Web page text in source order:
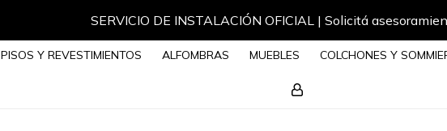
SERVICIO DE INSTALACIÓN OFICIAL | Solicitá
PISOS Y REVESTIMIENTOS ALFOMBRAS MUEBLES COLCHONES Y